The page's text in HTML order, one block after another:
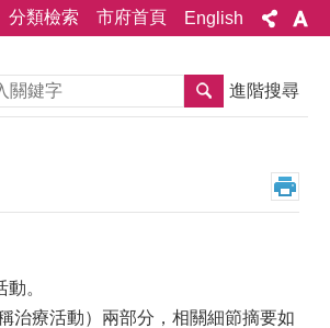
分類檢索 市府首頁 English
搜尋 進階搜尋
。
治療活動）兩部分，相關細節摘要如